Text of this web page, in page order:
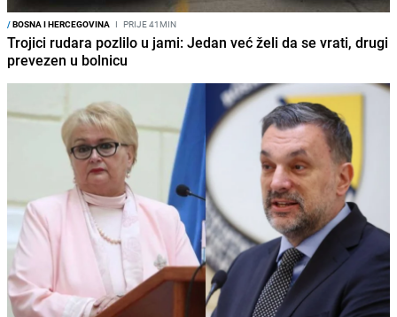
/BOSNA I HERCEGOVINA I PRIJE 41MIN
Trojici rudara pozlilo u jami: Jedan već želi da se vrati, drugi
prevezen u bolnicu